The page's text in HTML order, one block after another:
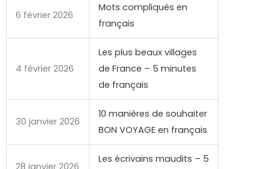
6 février 2026
Mots compliqués en
français
4 février 2026
Les plus beaux villages
de France – 5 minutes
de français
30 janvier 2026
10 manières de souhaiter
BON VOYAGE en français
28 janvier 2026
Les écrivains maudits – 5